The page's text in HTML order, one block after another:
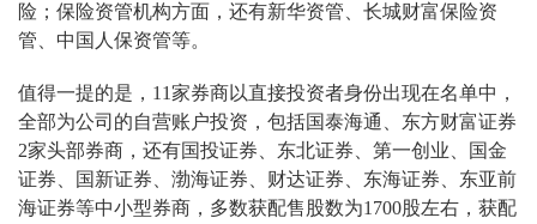
险；保险资管机构方面，还有新华资管、长城财富保险资
管、中国人保资管等。
值得一提的是， 11家券商以直接投资者身份出现在名单中，
全部为公司的自营账户投资，包括国泰海通、东方财富证券
2家头部券商，还有国投证券、东北证券、第一创业、国金
证券、国新证券、渤海证券、财达证券、东海证券、东亚前
海证券等中小型券商，多数获配售股数为1700股左右，获配